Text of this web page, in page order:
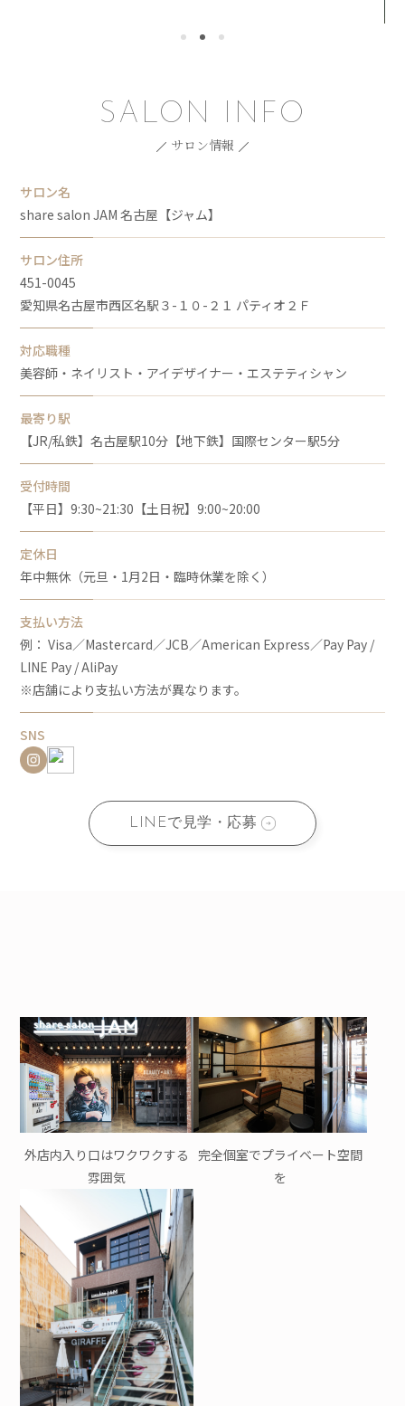
SALON INFO
サロン情報
サロン名
share salon JAM 名古屋【ジャム】
サロン住所
451-0045
愛知県名古屋市西区名駅３-１０-２１ パティオ２Ｆ
対応職種
美容師・ネイリスト・アイデザイナー・エステティシャン
最寄り駅
【JR/私鉄】名古屋駅10分【地下鉄】国際センター駅5分
受付時間
【平日】9:30~21:30【土日祝】9:00~20:00
定休日
年中無休（元旦・1月2日・臨時休業を除く）
支払い方法
例： Visa／Mastercard／JCB／American Express／Pay Pay /
LINE Pay / AliPay
※店舗により支払い方法が異なります。
SNS
LINEで見学・応募
外店内入り口はワクワクする
雰囲気
完全個室でプライベート空間
を